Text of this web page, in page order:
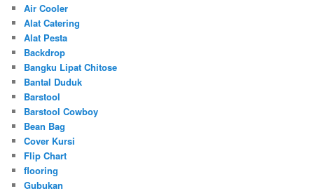
Air Cooler
Alat Catering
Alat Pesta
Backdrop
Bangku Lipat Chitose
Bantal Duduk
Barstool
Barstool Cowboy
Bean Bag
Cover Kursi
Flip Chart
flooring
Gubukan